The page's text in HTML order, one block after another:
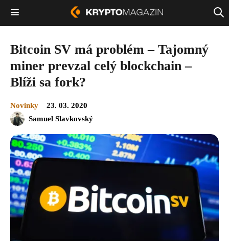
Bitcoin SV má problém – Tajomný
miner prevzal celý blockchain –
Blíži sa fork?
Novinky
23. 03. 2020
Samuel Slavkovský